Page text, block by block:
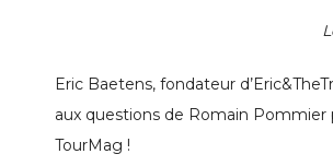
Eric Baetens, fondateur
aux questions de Romain Pommier
TourMag !